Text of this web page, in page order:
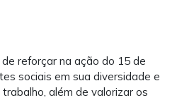
reforçar na ação do 15 de
sociais em sua diversidade e
além de valorizar os